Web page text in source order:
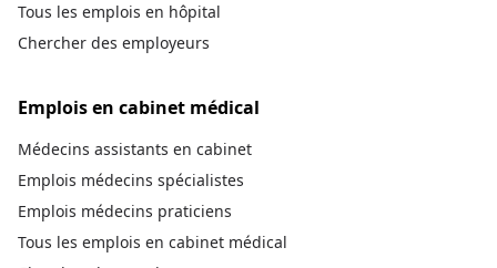
Tous les emplois en hôpital
Chercher des employeurs
Emplois en cabinet médical
Médecins assistants en cabinet
Emplois médecins spécialistes
Emplois médecins praticiens
Tous les emplois en cabinet médical